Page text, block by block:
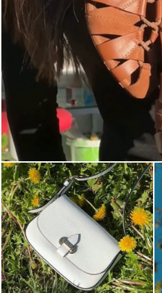
Elevate your desire for a